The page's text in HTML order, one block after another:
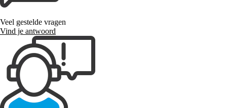
Veel gestelde vragen
Vind je antwoord